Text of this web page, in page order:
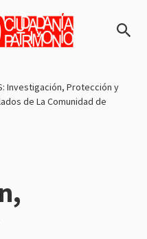
Investigación, Protección y
de La Comunidad de